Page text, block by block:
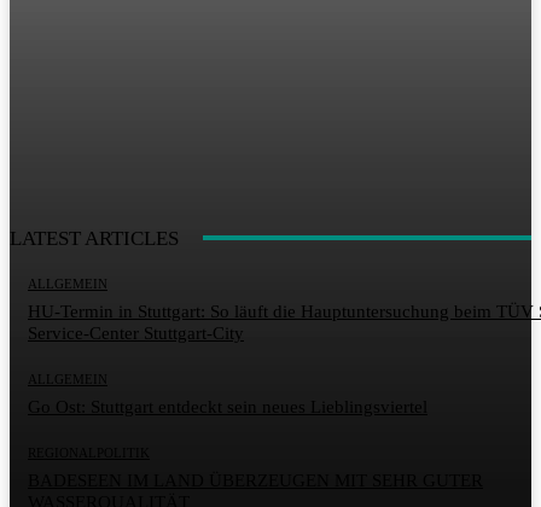
LATEST ARTICLES
ALLGEMEIN
HU-Termin in Stuttgart: So läuft die Hauptuntersuchung beim TÜV
Service-Center Stuttgart-City
ALLGEMEIN
Go Ost: Stuttgart entdeckt sein neues Lieblingsviertel